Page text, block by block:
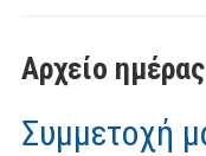
Αρχείο ημέρας
Συμμετοχή